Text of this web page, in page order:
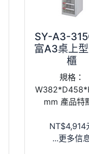
SY-A3-
富A3桌上
櫃
規格：
mm 產品特
NT$4,914
...更多信